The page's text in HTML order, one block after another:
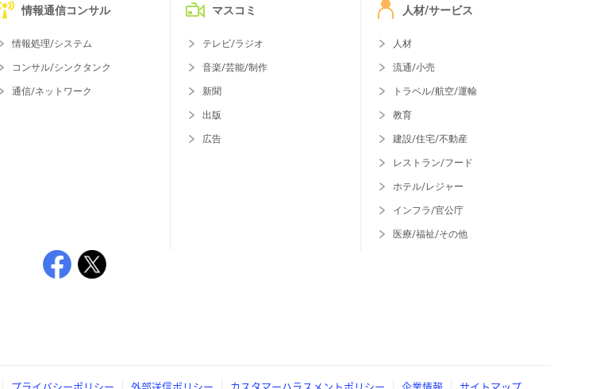
情報通信コンサル
情報処理/システム
コンサル/シンクタンク
通信/ネットワーク
マスコミ
テレビ/ラジオ
音楽/芸能/制作
新聞
出版
広告
人材/サービス
人材
流通/小売
トラベル/航空/運輸
教育
建設/住宅/不動産
レストラン/フード
ホテル/レジャー
インフラ/官公庁
医療/福祉/その他